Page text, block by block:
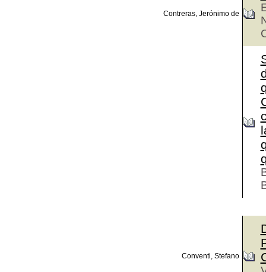
Contreras, Jerónimo de
Conventi, Stefano